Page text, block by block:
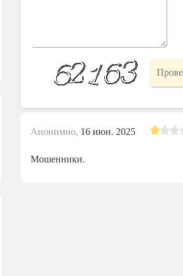
Анонимно, 16 июн. 2025
Мошенники.